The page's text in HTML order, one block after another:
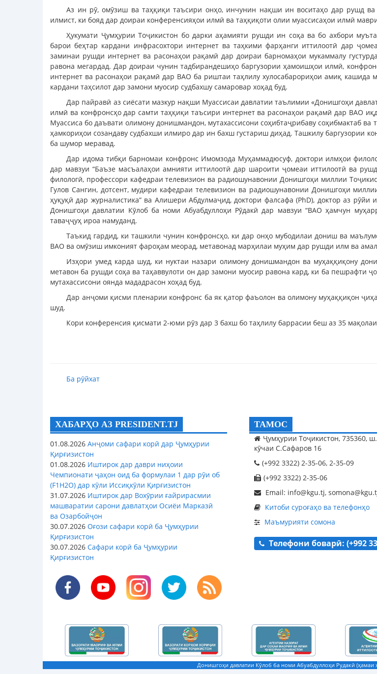
Аз ин рӯ, омӯзиш ва таҳқиқи таъсири онҳо, инчунин нақши ин воситаҳо дар рушд
илмист, ки бояд дар доираи конференсияҳои илмӣ ва таҳқиқоти олии муассисаҳои илмӣ
Ҳукумати Ҷумҳурии Тоҷикистон бо дарки аҳамияти рушди ин соҳа ва бо ахбори
барои беҳтар кардани инфрасохтори интернет ва таҳкими фарҳанги иттилоотӣ дар
заминаи рушди интернет ва расонаҳои рақамӣ дар доираи барномаҳои мукаммалу
равона мегардад. Дар доираи чунин тадбирандешиҳо баргузории ҳамоишҳои илмӣ,
интернет ва расонаҳои рақамӣ дар ВАО ба риштаи таҳлилу хулосабарориҳои амиқ
кардани таҳсилот дар замони муосир судбахшу самаровар хоҳад буд.
Дар пайравӣ аз сиёсати мазкур нақши Муассисаи давлатии таълимии «Донишгоҳи
илмӣ ва конфронсҳо дар самти таҳқиқи таъсири интернет ва расонаҳои рақамӣ дар ВАО
Муассиса бо даъвати олимону донишмандон, мутахассисони соҳибтаҷрибаву соҳибмактаб
ҳамкориҳои созандаву судбахши илмиро дар ин бахш густариш диҳад. Ташкилу баргузории
ба шумор меравад.
Дар идома тибқи барномаи конфронс Имомзода Муҳаммадюсуф, доктори илмҳои
дар мавзуи “Баъзе масъалаҳои амнияти иттилоотӣ дар шароити ҷомеаи иттилоотӣ ва
филологӣ, профессори кафедраи телевизион ва радиошунавонии Донишгоҳи миллии
Гулов Сангин, дотсент, мудири кафедраи телевизион ва радиошунавонии Донишгоҳи
ҳуқуқӣ дар журналистика” ва Алишери Абдулмаҷид, доктори фалсафа (PhD), доктор аз рӯйи
Донишгоҳи давлатии Кӯлоб ба номи Абуабдуллоҳи Рӯдакӣ дар мавзуи “ВАО ҳамчун
таваҷҷуҳ ироа намуданд.
Таъкид гардид, ки ташкили чунин конфронсҳо, ки дар онҳо мубодилаи дониш ва
ВАО ва омӯзиш имконият фароҳам меорад, метавонад марҳилаи муҳим дар рушди илм ва
Изҳори умед карда шуд, ки нуктаи назари олимону донишмандон ва муҳаққиқону
метавон ба рушди соҳа ва таҳаввулоти он дар замони муосир равона кард, ки ба пешрафти
мутахассисони оянда мададрасон хоҳад буд.
Дар анҷоми қисми пленарии конфронс ба як қатор фаъолон ва олимону муҳаққиқон
шуд.
Кори конференсия қисмати 2-юми рӯз дар 3 бахш бо таҳлилу баррасии беш аз 35
Ба рӯйхат
ХАБАРҲО АЗ PRESIDENT.TJ
01.08.2026 Анҷоми сафари корӣ дар Ҷумҳурии
Қирғизистон
01.08.2026 Иштирок дар даври ниҳоии
Чемпионати ҷаҳон оид ба формулаи 1 дар рӯи об
(F1H2O) дар кӯли Иссиқкӯли Қирғизистон
31.07.2026 Иштирок дар Вохӯрии ғайрирасмии
машваратии сарони давлатҳои Осиёи Марказӣ
ва Озарбойҷон
30.07.2026 Оғози сафари корӣ ба Ҷумҳурии
Қирғизистон
30.07.2026 Сафари корӣ ба Ҷумҳурии
Қирғизистон
ТАМОС
Ҷумҳурии Тоҷикистон, 735360,
кӯчаи С.Сафаров 16
(+992 3322) 2-35-06, 2-35-09
(+992 3322) 2-35-06
Email: info@kgu.tj,
Китоби суроғаҳо ва телефонҳо
Маъмурияти сомона
Телефони боварӣ: (+992
Донишгоҳи давлатии Кӯлоб ба номи Абуабдуллоҳи Рудакӣ (ҳамаи